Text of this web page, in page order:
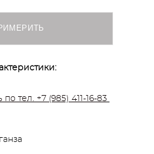
тел. +7 (985) 411-16-83